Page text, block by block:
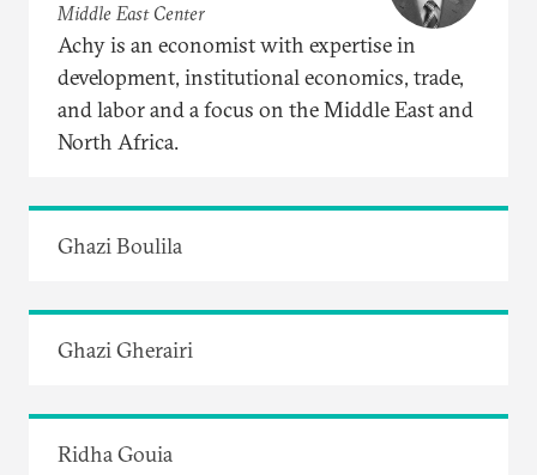
Middle East Center
Achy is an economist with expertise in
development, institutional economics, trade,
and labor and a focus on the Middle East and
North Africa.
Ghazi Boulila
Ghazi Gherairi
Ridha Gouia